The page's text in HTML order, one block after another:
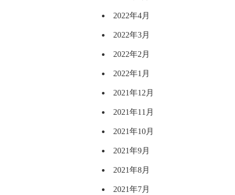
2022年4月
2022年3月
2022年2月
2022年1月
2021年12月
2021年11月
2021年10月
2021年9月
2021年8月
2021年7月